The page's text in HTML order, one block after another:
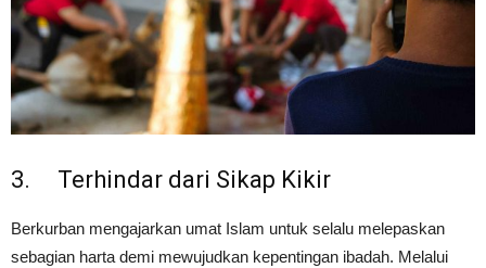
3. Terhindar dari Sikap Kikir
Berkurban mengajarkan umat Islam untuk selalu melepaskan
sebagian harta demi mewujudkan kepentingan ibadah. Melalui